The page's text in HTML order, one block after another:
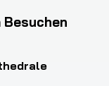
Besuchen